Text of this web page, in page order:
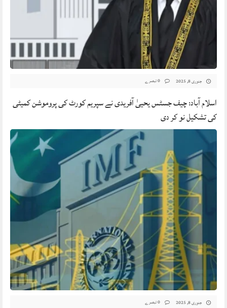
جنوری 8, 2025
اسلام آباد: چیف جسٹس یحییٰ آفریدی نے سپریم کورٹ کی پروموشن کمیٹی
کی تشکیل نو کر دی
جنوری 8, 2025